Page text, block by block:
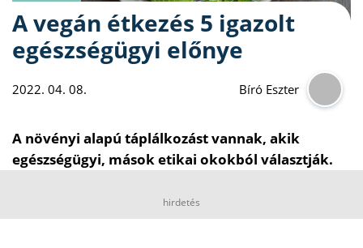
A vegán étkezés 5 igazolt
egészségügyi előnye
2022. 04. 08. Bíró Eszter
A növényi alapú táplálkozást vannak, akik
egészségügyi, mások etikai okokból választják.
hirdetés